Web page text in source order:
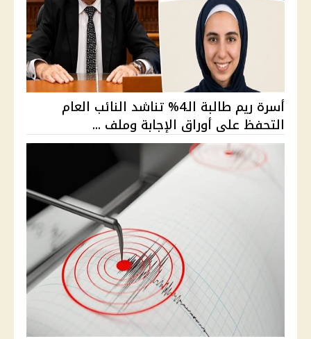
أسرة ريم طالبة الـ4% تناشد النائب العام
التحفظ على أوراق الإجابة وملف ...